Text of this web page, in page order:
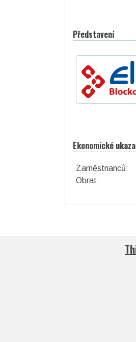
Představení
Ekonomické
Zaměstnanců:
Obrat: